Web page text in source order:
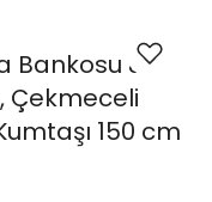
Bankosu &
Çekmeceli
150 cm